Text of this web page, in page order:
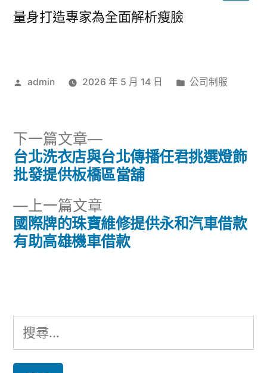
量身打造專家為全面解析瘦臉
作
admin 2026 年 5 月 14 日
分
公司制服
文
導
覽
上一篇文章
一
篇
國際牌的珠寶維修提供永和汽車借款
有助高雄機車借款
下一篇文章
下
一
篇
台北洗衣店與台北傳播任君挑選燈飾
批發提供板橋區當舖
搜
尋